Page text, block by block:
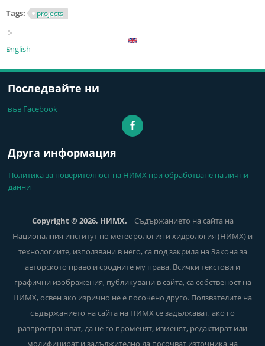
Tags:
projects
English
Последвайте ни
във Facebook
Друга информация
Политика за поверителност на НИМХ при обработване на лични
данни
Copyright © 2026, НИМХ. Съдържанието на сайта на
Националния институт по метеорология и хидрология (НИМХ) и
технологиите, използвани в него, са под закрила на Закона за
авторското право и сродните му права. Всички текстови и
графични изображения, публикувани в сайта, са собственост на
НИМХ, освен ако изрично не е посочено друго. Ползвателите на
съдържанието на сайта на НИМХ се задължават, ако го
разпространяват, да не го променят, изменят, редактират или
модифицират и задължително да посочват източника на